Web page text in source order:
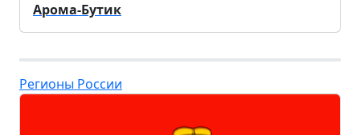
Арома-Бутик
Регионы России